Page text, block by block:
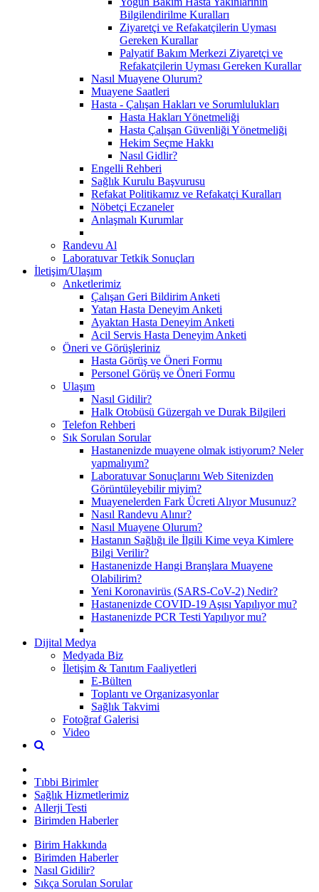
Bilgilendirilme Kuralları
Ziyaretçi ve Refakatçilerin Uyması
Gereken Kurallar
Palyatif Bakım Merkezi Ziyaretçi ve
Refakatçilerin Uyması Gereken Kurallar
Nasıl Muayene Olurum?
Muayene Saatleri
Hasta - Çalışan Hakları ve Sorumlulukları
Hasta Hakları Yönetmeliği
Hasta Çalışan Güvenliği Yönetmeliği
Hekim Seçme Hakkı
Nasıl Gidlir?
Engelli Rehberi
Sağlık Kurulu Başvurusu
Refakat Politikamız ve Refakatçi Kuralları
Nöbetçi Eczaneler
Anlaşmalı Kurumlar
Randevu Al
Laboratuvar Tetkik Sonuçları
İletişim/Ulaşım
Anketlerimiz
Çalışan Geri Bildirim Anketi
Yatan Hasta Deneyim Anketi
Ayaktan Hasta Deneyim Anketi
Acil Servis Hasta Deneyim Anketi
Öneri ve Görüşleriniz
Hasta Görüş ve Öneri Formu
Personel Görüş ve Öneri Formu
Ulaşım
Nasıl Gidilir?
Halk Otobüsü Güzergah ve Durak Bilgileri
Telefon Rehberi
Sık Sorulan Sorular
Hastanenizde muayene olmak istiyorum? Neler
yapmalıyım?
Laboratuvar Sonuçlarını Web Sitenizden
Görüntüleyebilir miyim?
Muayenelerden Fark Ücreti Alıyor Musunuz?
Nasıl Randevu Alınır?
Nasıl Muayene Olurum?
Hastanın Sağlığı ile İlgili Kime veya Kimlere
Bilgi Verilir?
Hastanenizde Hangi Branşlara Muayene
Olabilirim?
Yeni Koronavirüs (SARS-CoV-2) Nedir?
Hastanenizde COVID-19 Aşısı Yapılıyor mu?
Hastanenizde PCR Testi Yapılıyor mu?
Dijital Medya
Medyada Biz
İletişim & Tanıtım Faaliyetleri
E-Bülten
Toplantı ve Organizasyonlar
Sağlık Takvimi
Fotoğraf Galerisi
Video
Tıbbi Birimler
Sağlık Hizmetlerimiz
Allerji Testi
Birimden Haberler
Birim Hakkında
Birimden Haberler
Nasıl Gidilir?
Sıkça Sorulan Sorular